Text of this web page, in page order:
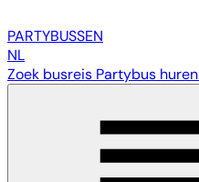
PARTYBUSSEN
NL
Zoek busreis Partybus huren